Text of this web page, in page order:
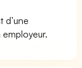
d’une